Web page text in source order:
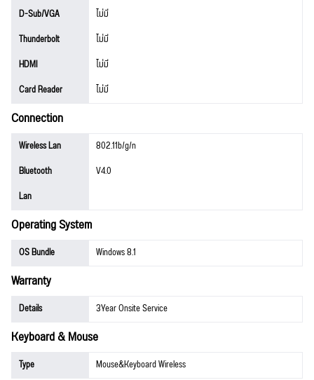
D-Sub/VGA
ไม่มี
Thunderbolt
ไม่มี
HDMI
ไม่มี
Card Reader
ไม่มี
Connection
Wireless Lan
802.11b/g/n
Bluetooth
V4.0
Lan
Operating System
OS Bundle Windows 8.1
Warranty
Details 3Year Onsite Service
Keyboard & Mouse
Type Mouse&Keyboard Wireless